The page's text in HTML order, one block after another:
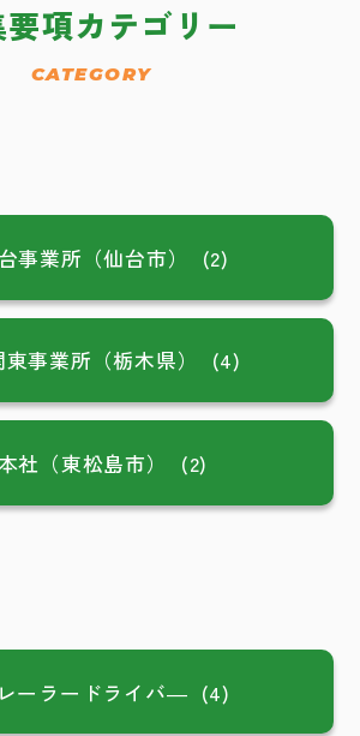
項カテゴリー
CATEGORY
事業所（仙台市） (2)
事業所（栃木県） (4)
社（東松島市） (2)
ーラードライバ― (4)